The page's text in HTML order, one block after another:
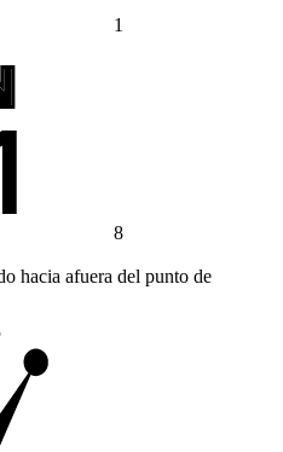
1
8
hacia afuera del punto de